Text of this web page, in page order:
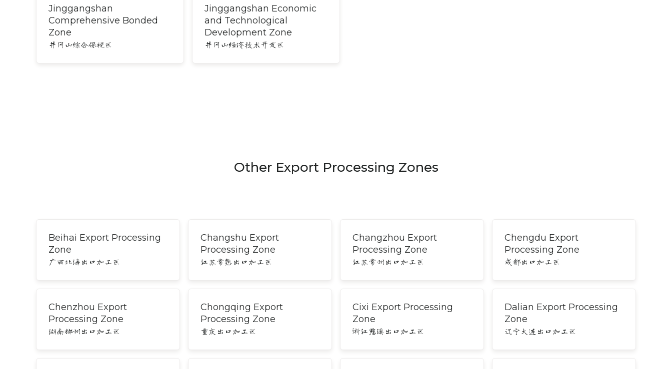
Jinggangshan
Comprehensive Bonded
Zone
井冈山综合保税区
Jinggangshan Economic
and Technological
Development Zone
井冈山经济技术开发区
Other Export Processing Zones
Beihai Export Processing
Zone
广西北海出口加工区
Changshu Export
Processing Zone
江苏常熟出口加工区
Changzhou Export
Processing Zone
江苏常州出口加工区
Chengdu Export
Processing Zone
成都出口加工区
Chenzhou Export
Processing Zone
湖南郴州出口加工区
Chongqing Export
Processing Zone
重庆出口加工区
Cixi Export Processing
Zone
浙江慈溪出口加工区
Dalian Export Processing
Zone
辽宁大连出口加工区